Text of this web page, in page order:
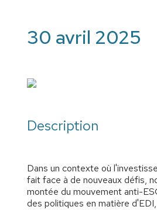
30 avril 2025
Description
Dans un contexte où
fait face à de nouveaux défis,
montée du mouvement anti-
des politiques en matière